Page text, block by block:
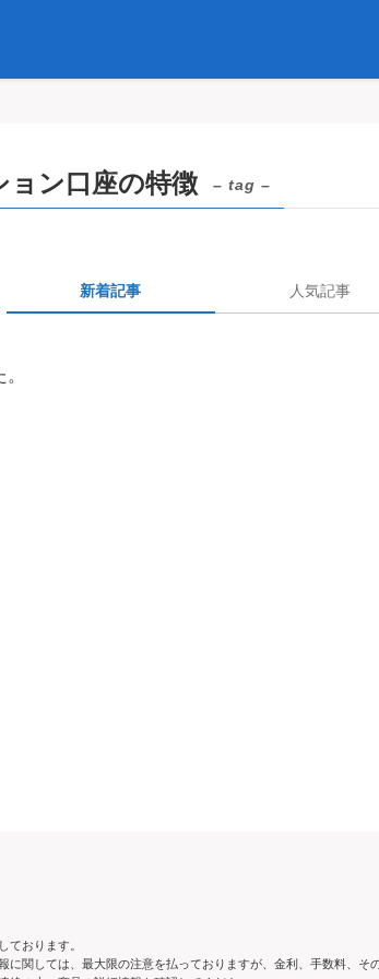
ン口座の特徴 – tag –
新着記事 人気記事
ております。
に関しては、最大限の注意を払っておりますが、金利、手数料、そ